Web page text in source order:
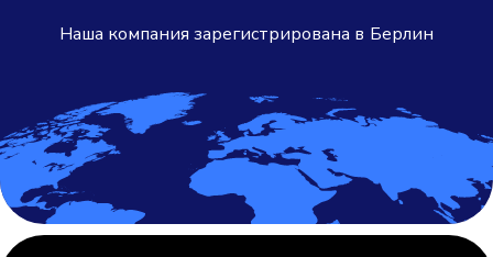
Наша компания зарегистрирована в Берлин